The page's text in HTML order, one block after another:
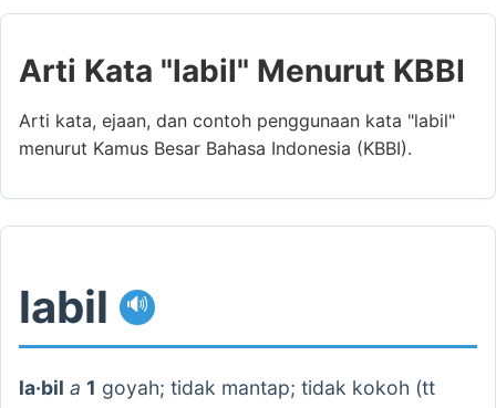
Arti Kata "labil" Menurut KBBI
Arti kata, ejaan, dan contoh penggunaan kata "labil"
menurut Kamus Besar Bahasa Indonesia (KBBI).
labil 🔊
la·bil a 1 goyah; tidak mantap; tidak kokoh (tt